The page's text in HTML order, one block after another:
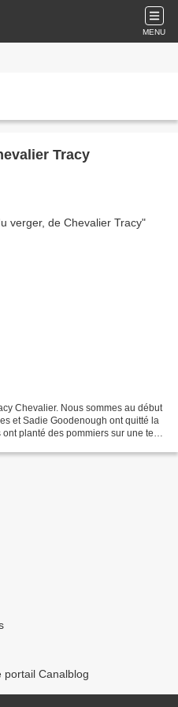
MENU
Tracy
Chevalier. Nous sommes au début
et Sadie Goodenough ont quitté la
planté des pommiers sur une terre
portail Canalblog